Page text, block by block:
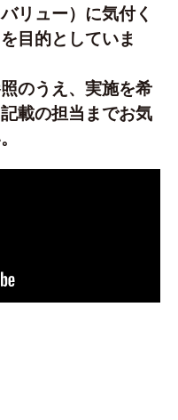
リュー）に気付く
目的としていま
のうえ、実施を希
載の担当までお気